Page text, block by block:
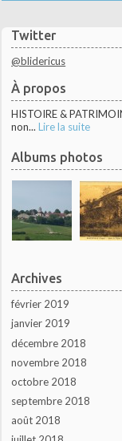
Twitter
@blidericus
À propos
HISTOIRE &
non... Lire la suite
Albums photos
Archives
février 2019
janvier 2019
décembre 2018
novembre 2018
octobre 2018
septembre 2018
août 2018